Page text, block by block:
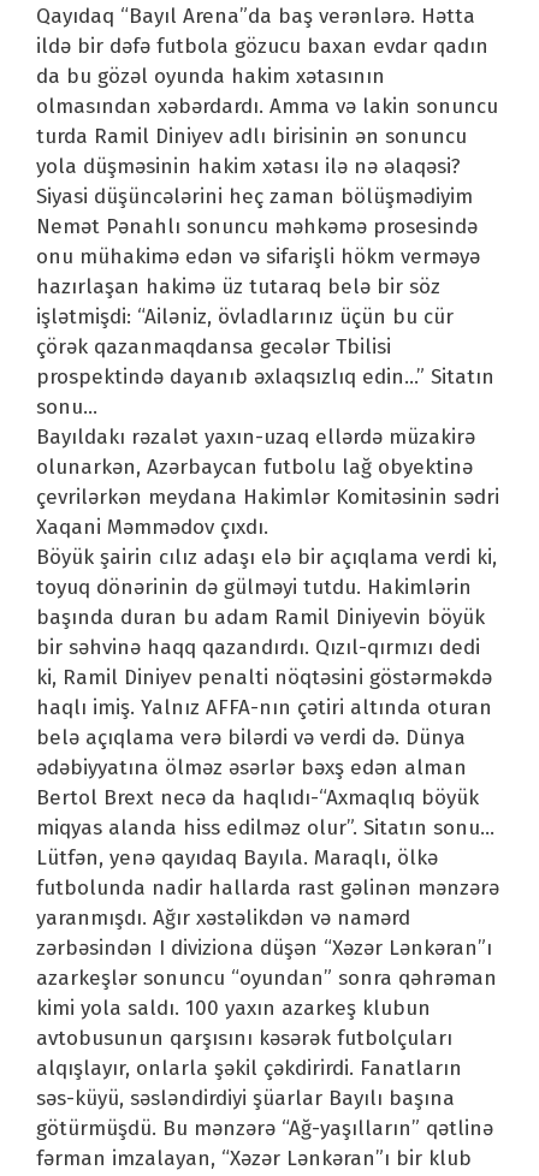
Qayıdaq “Bayıl Arena”da baş verənlərə. Hətta
ildə bir dəfə futbola gözucu baxan evdar qadın
da bu gözəl oyunda hakim xətasının
olmasından xəbərdardı. Amma və lakin sonuncu
turda Ramil Diniyev adlı birisinin ən sonuncu
yola düşməsinin hakim xətası ilə nə əlaqəsi?
Siyasi düşüncələrini heç zaman bölüşmədiyim
Nemət Pənahlı sonuncu məhkəmə prosesində
onu mühakimə edən və sifarişli hökm verməyə
hazırlaşan hakimə üz tutaraq belə bir söz
işlətmişdi: “Ailəniz, övladlarınız üçün bu cür
çörək qazanmaqdansa gecələr Tbilisi
prospektində dayanıb əxlaqsızlıq edin…” Sitatın
sonu…
Bayıldakı rəzalət yaxın-uzaq ellərdə müzakirə
olunarkən, Azərbaycan futbolu lağ obyektinə
çevrilərkən meydana Hakimlər Komitəsinin sədri
Xaqani Məmmədov çıxdı.
Böyük şairin cılız adaşı elə bir açıqlama verdi ki,
toyuq dönərinin də gülməyi tutdu. Hakimlərin
başında duran bu adam Ramil Diniyevin böyük
bir səhvinə haqq qazandırdı. Qızıl-qırmızı dedi
ki, Ramil Diniyev penalti nöqtəsini göstərməkdə
haqlı imiş. Yalnız AFFA-nın çətiri altında oturan
belə açıqlama verə bilərdi və verdi də. Dünya
ədəbiyyatına ölməz əsərlər bəxş edən alman
Bertol Brext necə da haqlıdı-“Axmaqlıq böyük
miqyas alanda hiss edilməz olur”. Sitatın sonu…
Lütfən, yenə qayıdaq Bayıla. Maraqlı, ölkə
futbolunda nadir hallarda rast gəlinən mənzərə
yaranmışdı. Ağır xəstəlikdən və namərd
zərbəsindən I diviziona düşən “Xəzər Lənkəran”ı
azarkeşlər sonuncu “oyundan” sonra qəhrəman
kimi yola saldı. 100 yaxın azarkeş klubun
avtobusunun qarşısını kəsərək futbolçuları
alqışlayır, onlarla şəkil çəkdirirdi. Fanatların
səs-küyü, səsləndirdiyi şüarlar Bayılı başına
götürmüşdü. Bu mənzərə “Ağ-yaşılların” qətlinə
fərman imzalayan, “Xəzər Lənkəran”ı bir klub